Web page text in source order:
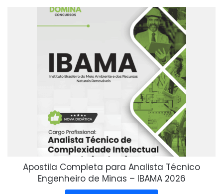
Apostila Completa para Analista Técnico
Engenheiro de Minas – IBAMA 2026